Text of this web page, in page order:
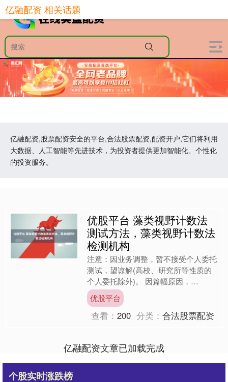
亿融配资,股票配资安全的平台,合法股票配资,配资开户,它们将利用
大数据、人工智能等先进技术，为投资者提供更加智能化、个性化
的投资服务。
亿融配资 相关话题
优股平台 藻类视野计数法
测试方法，藻类视野计数法
检测机构
注意：因业务调整，暂不接受个人委托
测试，望谅解(高校、研究所等性质的
个人委托除外)。 因篇幅原因，
CMA/CNAS/ISO证书以及未列出的项
目/样品，请咨询在线....
优股平台
查看：200 分类：合法股票配资
亿融配资文章已加载完成
个股实时涨跌榜